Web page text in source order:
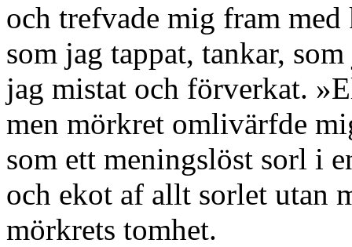
och trefvade mig fram med
som jag tappat, tankar,
jag mistat och förverkat.
men mörkret omlivärfde
som ett meningslöst sorl i
och ekot af allt sorlet utan
mörkrets tomhet.